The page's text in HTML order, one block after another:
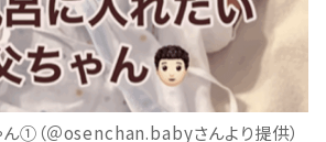
ん①（＠osenchan.babyさんより提供）